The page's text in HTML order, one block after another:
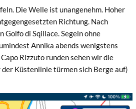
Die Welle ist unangenehm. Hoher
Richtung. Nach
di Sqillace. Segeln ohne
Annika abends wenigstens
Rizzuto runden sehen wir die
Küstenlinie türmen sich Berge auf)